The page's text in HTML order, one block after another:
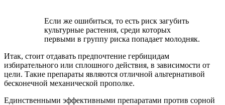
Если же ошибиться, то есть риск загубить
культурные растения, среди которых
первыми в группу риска попадает молодняк.
Итак, стоит отдавать предпочтение гербицидам
избирательного или сплошного действия, в зависимости от
цели. Такие препараты являются отличной альтернативой
бесконечной механической прополке.
Единственными эффективными препаратами против сорной